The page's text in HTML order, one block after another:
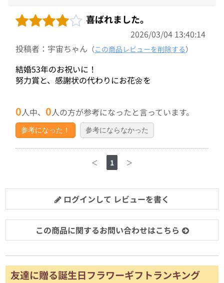
喜ばれました。
2026/03/04 13:40:14
投稿者：宇宙ちゃん （この商品レビューを削除する）
結婚53年のお祝いに！
努力賞と、感謝状の代わりにお花🌼を
0人中、0人の方が参考になったと言っています。
参考になった！ 参考にならなかった
＜ 1 ＞
ログインして レビューを書く
この商品に関するお問い合わせはこちら
友達に贈る誕生日フラワーギフトランキング